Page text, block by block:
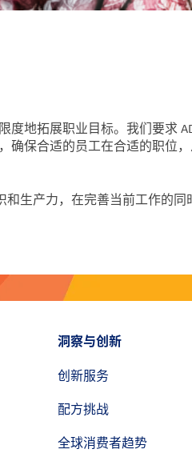
地拓展职业目标。我们要求
确保合适的员工在合适的职位
生产力，在完善当前工作的
洞察与创新
创新服务
配方挑战
全球消费者趋势